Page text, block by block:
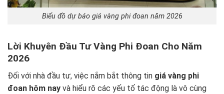
Biểu đồ dự báo giá vàng phi đoan năm 2026
Lời Khuyên Đầu Tư Vàng Phi Đoan Cho Năm
2026
Đối với nhà đầu tư, việc nắm bắt thông tin giá vàng phi
đoan hôm nay và hiểu rõ các yếu tố tác động là vô cùng